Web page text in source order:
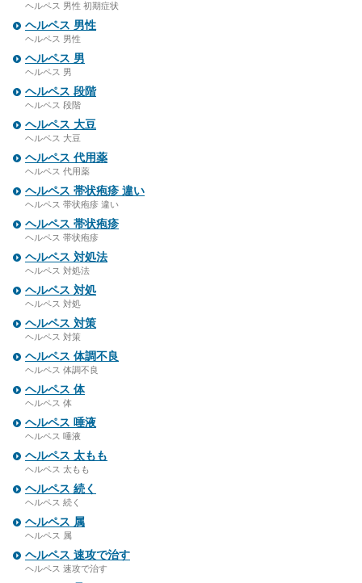
ヘルペス 男性 初期症状
ヘルペス 男性
ヘルペス 男性
ヘルペス 男
ヘルペス 男
ヘルペス 段階
ヘルペス 段階
ヘルペス 大豆
ヘルペス 大豆
ヘルペス 代用薬
ヘルペス 代用薬
ヘルペス 帯状疱疹 違い
ヘルペス 帯状疱疹 違い
ヘルペス 帯状疱疹
ヘルペス 帯状疱疹
ヘルペス 対処法
ヘルペス 対処法
ヘルペス 対処
ヘルペス 対処
ヘルペス 対策
ヘルペス 対策
ヘルペス 体調不良
ヘルペス 体調不良
ヘルペス 体
ヘルペス 体
ヘルペス 唾液
ヘルペス 唾液
ヘルペス 太もも
ヘルペス 太もも
ヘルペス 続く
ヘルペス 続く
ヘルペス 属
ヘルペス 属
ヘルペス 速攻で治す
ヘルペス 速攻で治す